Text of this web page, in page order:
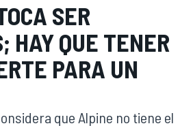
SER
HAY QUE TENER
PARA UN
que Alpine no tiene el